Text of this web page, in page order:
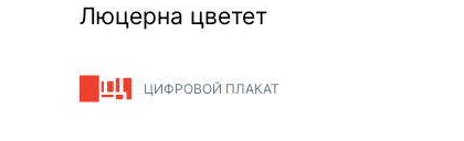
Люцерна цветет
ЦИФРОВОЙ ПЛАКАТ